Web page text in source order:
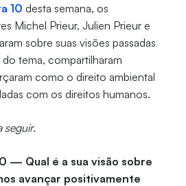
10 desta semana, os
Michel Prieur, Julien Prieur e
sobre suas visões passadas
tema, compartilharam
como o direito ambiental
com os direitos humanos.
seguir.
— Qual é a sua visão sobre
avançar positivamente